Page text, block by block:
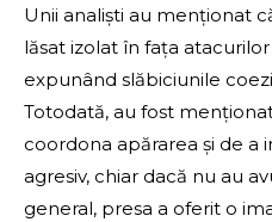
Unii analiști au menționat
lăsat izolat în fața
expunând slăbiciunile
Totodată, au fost
coordona apărarea și de a
agresiv, chiar dacă nu au
general, presa a oferit o